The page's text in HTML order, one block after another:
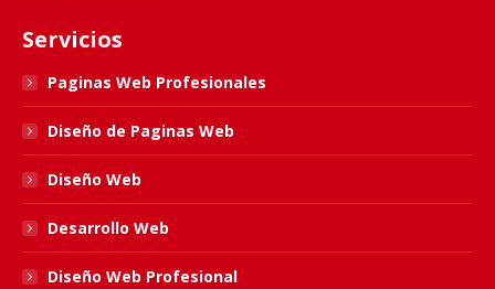
opens
in
new
window
opens
in
new
window
opens
new
window
in
new
window
Servicios
Paginas Web Profesionales
Diseño de Paginas Web
Diseño Web
Desarrollo Web
Diseño Web Profesional